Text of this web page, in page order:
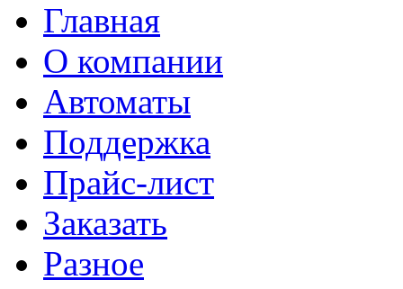
Главная
О компании
Автоматы
Поддержка
Прайс-лист
Заказать
Разное